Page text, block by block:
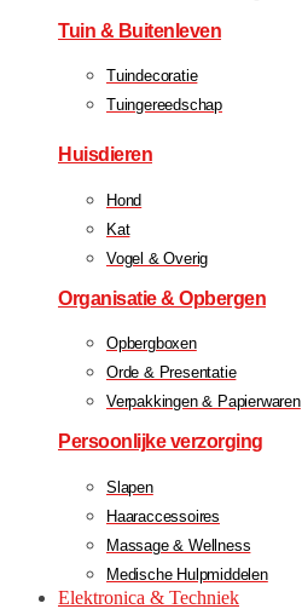
Tuin & Buitenleven
Tuindecoratie
Tuingereedschap
Huisdieren
Hond
Kat
Vogel & Overig
Organisatie & Opbergen
Opbergboxen
Orde & Presentatie
Verpakkingen & Papierwaren
Persoonlijke verzorging
Slapen
Haaraccessoires
Massage & Wellness
Medische Hulpmiddelen
Elektronica & Techniek